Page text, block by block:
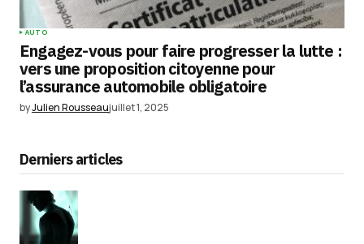
AUTO
Engagez-vous pour faire progresser la lutte :
vers une proposition citoyenne pour
l’assurance automobile obligatoire
byJulien Rousseaujuillet 1, 2025
Derniers articles